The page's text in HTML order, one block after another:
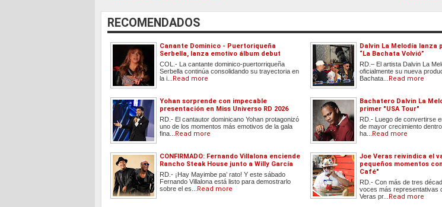
RECOMENDADOS
Canante Dominico - Puertoriqueña
Serbella, lanza emotivo álbum debut
COL.- La cantante dominico-puertorriqueña
Serbella continúa consolidando su trayectoria en
la i...
Read more
Dalvin La Melodía lanza
“La Bachata Volvió”
RD.– El artista Dalvin La
oficialmente su nueva
Bachata...
Read more
Yohan sorprende con impecable
presentación en Miss Universo RD 2026
RD.- El cantautor dominicano Yohan protagonizó
uno de los momentos más emotivos de la gala
fina...
Read more
Bachatero Dalvin La
primer "USA Tour"
RD.- Luego de convertirse
de mayor crecimiento
ha...
Read more
CONFIRMADO: Fernando Villalona enciende
Rancho Steak House junto a Willy García
RD.- ¡Hay Mayimbe pa’ rato! Y este sábado
Fernando Villalona está listo para demostrarlo
sobre el es...
Read more
Joe Veras reivindica el
pequeños momentos
Café"
RD.- Con más de tres
voces más representativas
Veras pr...
Read more